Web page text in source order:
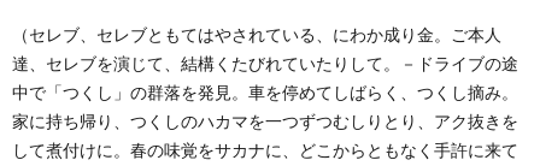
（セレブ、セレブともてはやされている、にわか成り金。ご本人
達、セレブを演じて、結構くたびれていたりして。－ドライブの途
中で「つくし」の群落を発見。車を停めてしばらく、つくし摘み。
家に持ち帰り、つくしのハカマを一つずつむしりとり、アク抜きを
して煮付けに。春の味覚をサカナに、どこからともなく手許に来て